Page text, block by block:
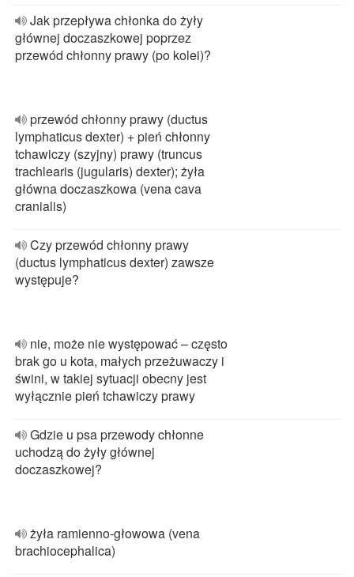
Jak przepływa chłonka do żyły
głównej doczaszkowej poprzez
przewód chłonny prawy (po kolei)?
przewód chłonny prawy (ductus
lymphaticus dexter) + pień chłonny
tchawiczy (szyjny) prawy (truncus
trachlearis (jugularis) dexter); żyła
główna doczaszkowa (vena cava
cranialis)
Czy przewód chłonny prawy
(ductus lymphaticus dexter) zawsze
występuje?
nie, może nie występować – często
brak go u kota, małych przeżuwaczy i
świni, w takiej sytuacji obecny jest
wyłącznie pień tchawiczy prawy
Gdzie u psa przewody chłonne
uchodzą do żyły głównej
doczaszkowej?
żyła ramienno-głowowa (vena
brachiocephalica)